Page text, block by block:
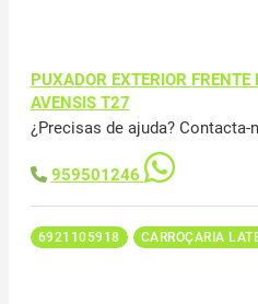
PUXADOR EXTERIOR FRENTE
AVENSIS T27
¿Precisas de ajuda?
959501246
6921105918 CARROÇARIA